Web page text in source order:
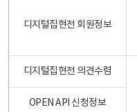
디지털집현전 회원정보
디지털집현전 의견수렴
OPEN API 신청정보